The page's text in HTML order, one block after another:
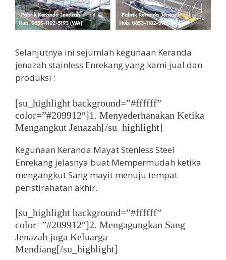
Selanjutnya ini sejumlah kegunaan Keranda
jenazah stainless Enrekang yang kami jual dan
produksi :
[su_highlight background=”#ffffff”
color=”#209912″]1. Menyederhanakan Ketika
Mengangkut Jenazah[/su_highlight]
Kegunaan Keranda Mayat Stenless Steel
Enrekang jelasnya buat Mempermudah ketika
mengangkut Sang mayit menuju tempat
peristirahatan akhir.
[su_highlight background=”#ffffff”
color=”#209912″]2. Mengagungkan Sang
Jenazah juga Keluarga
Mendiang[/su_highlight]